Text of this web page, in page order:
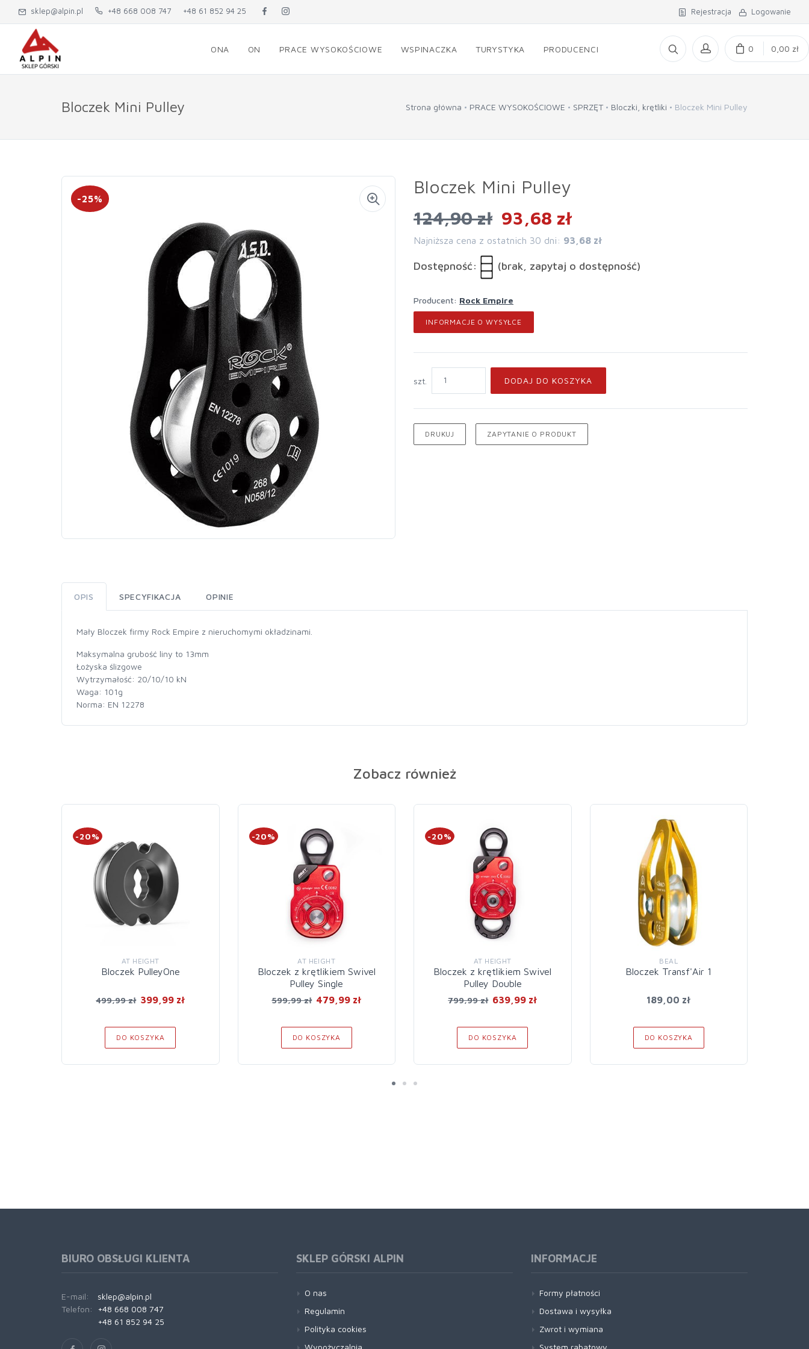
sklep@alpin.pl +48 668 008 747 +48 61 852 94 25 Rejestracja Logowanie
ONA ON PRACE WYSOKOŚCIOWE WSPINACZKA TURYSTYKA PRODUCENCI 0 0,00 zł
Bloczek Mini Pulley Strona główna PRACE WYSOKOŚCIOWE SPRZĘT Bloczki, krętliki Bloczek Mini Pulley
-25%
Bloczek Mini Pulley
124,90 zł 93,68 zł
Najniższa cena z ostatnich 30 dni: 93,68 zł
Dostępność: (brak, zapytaj o dostępność)
Producent: Rock Empire
INFORMACJE O WYSYŁCE
szt. DODAJ DO KOSZYKA
DRUKUJ ZAPYTANIE O PRODUKT
OPIS SPECYFIKACJA OPINIE
Mały Bloczek firmy Rock Empire z nieruchomymi okładzinami.
Maksymalna grubość liny to 13mm
Łożyska ślizgowe
Wytrzymałość: 20/10/10 kN
Waga: 101g
Norma: EN 12278
Zobacz również
-20%
AT HEIGHT
Bloczek PulleyOne
499,99 zł 399,99 zł
DO KOSZYKA
-20%
AT HEIGHT
Bloczek z krętlikiem Swivel
Pulley Single
599,99 zł 479,99 zł
DO KOSZYKA
-20%
AT HEIGHT
Bloczek z krętlikiem Swivel
Pulley Double
799,99 zł 639,99 zł
DO KOSZYKA
BEAL
Bloczek Transf'Air 1
189,00 zł
DO KOSZYKA
BIURO OBSŁUGI KLIENTA
E-mail:
sklep@alpin.pl
Telefon:
+48 668 008 747
+48 61 852 94 25
SKLEP GÓRSKI ALPIN
O nas
Regulamin
Polityka cookies
Wypożyczalnia
INFORMACJE
Formy płatności
Dostawa i wysyłka
Zwrot i wymiana
System rabatowy